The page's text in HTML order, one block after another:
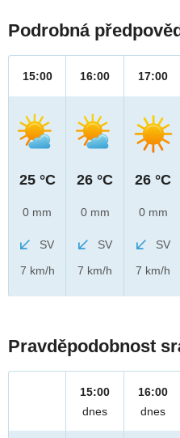
Podrobná
15:00
25 °C
0 mm
SV
7 km/h
16:00
26 °C
0 mm
SV
7 km/h
17:00
26 °C
0 mm
SV
7 km/h
Pravděpodobnost
15:00
dnes
16:00
dnes